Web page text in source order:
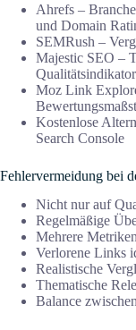
Ahrefs –
und Domain
SEMRush –
Majestic SEO –
Moz Link
Kostenlose
Search Console
Fehlervermeidung bei
Nicht nur auf
Regelmäßige
Mehrere
Verlorene Links
Realistische
Thematische
Balance